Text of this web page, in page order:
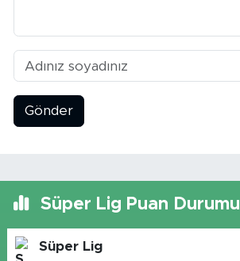
Gönder
Süper Lig Puan Durumu
Süper Lig